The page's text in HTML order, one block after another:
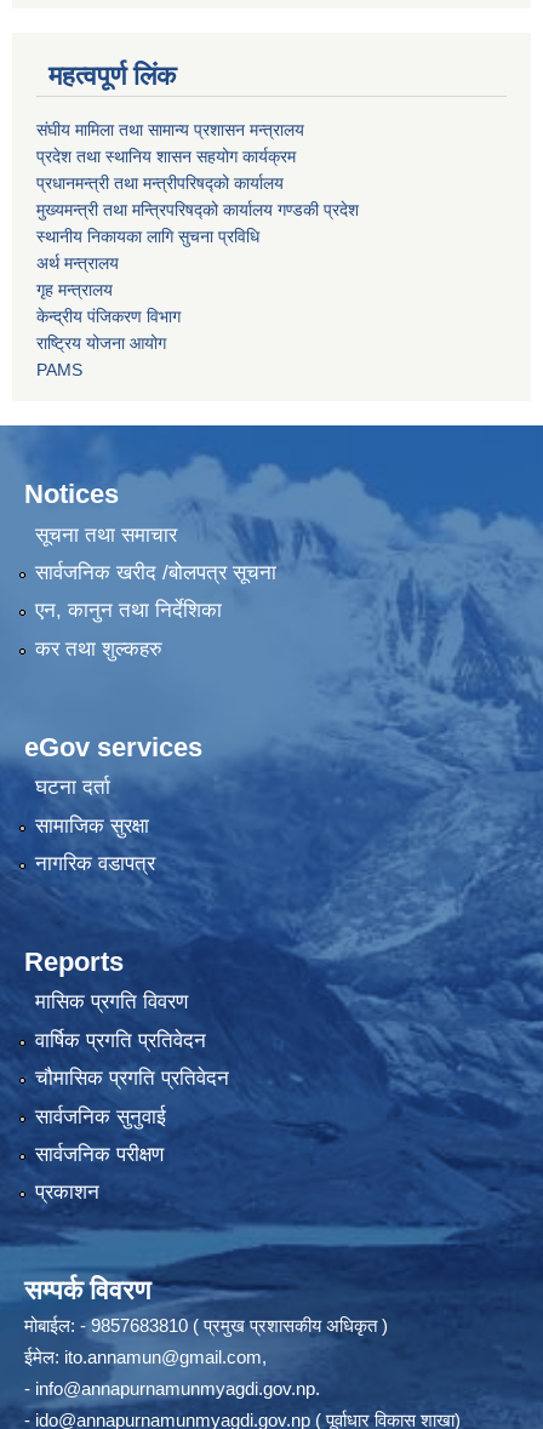
महत्वपूर्ण लिंक
संघीय मामिला तथा सामान्य प्रशासन मन्त्रालय
प्रदेश तथा स्थानिय शासन सहयोग कार्यक्रम
प्रधानमन्त्री तथा मन्त्रीपरिषद्को कार्यालय
मुख्यमन्त्री तथा मन्त्रिपरिषद्को कार्यालय गण्डकी प्रदेश
स्थानीय निकायका लागि सुचना प्रविधि
अर्थ मन्त्रालय
गृह मन्त्रालय
केन्द्रीय पंजिकरण विभाग
राष्ट्रिय योजना आयोग
PAMS
Notices
सूचना तथा समाचार
सार्वजनिक खरीद /बोलपत्र सूचना
एन, कानुन तथा निर्देशिका
कर तथा शुल्कहरु
eGov services
घटना दर्ता
सामाजिक सुरक्षा
नागरिक वडापत्र
Reports
मासिक प्रगति विवरण
वार्षिक प्रगति प्रतिवेदन
चौमासिक प्रगति प्रतिवेदन
सार्वजनिक सुनुवाई
सार्वजनिक परीक्षण
प्रकाशन
सम्पर्क विवरण
मोबाईल: - 9857683810 ( प्रमुख प्रशासकीय अधिकृत )
ईमेल: ito.annamun@gmail.com,
- info@annapurnamunmyagdi.gov.np.
- ido@annapurnamunmyagdi.gov.np ( पूर्वाधार विकास शाखा)